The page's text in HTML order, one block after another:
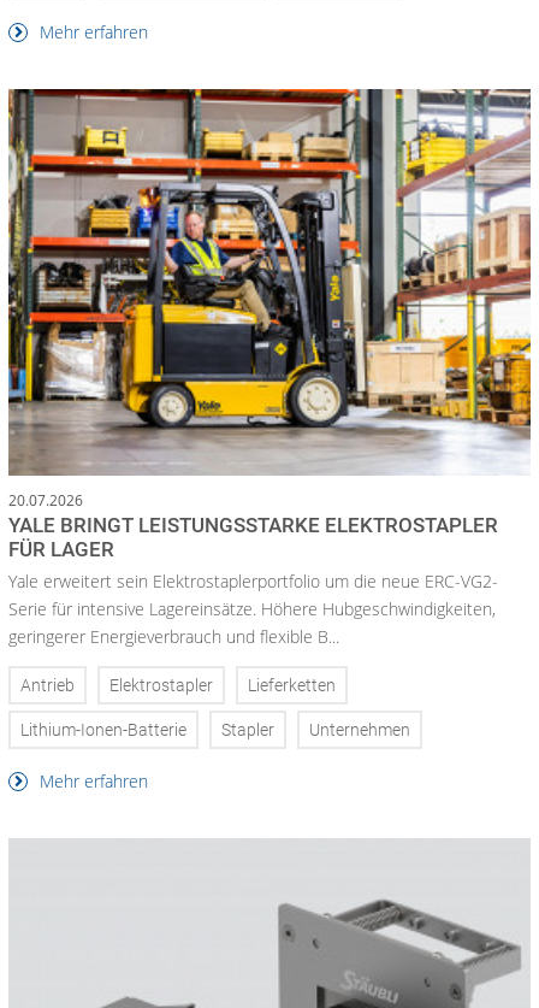
Mehr erfahren
20.07.2026
YALE BRINGT LEISTUNGSSTARKE ELEKTROSTAPLER
FÜR LAGER
Yale erweitert sein Elektrostaplerportfolio um die neue ERC-VG2-
Serie für intensive Lagereinsätze. Höhere Hubgeschwindigkeiten,
geringerer Energieverbrauch und flexible B...
Antrieb Elektrostapler Lieferketten
Lithium-Ionen-Batterie Stapler Unternehmen
Mehr erfahren